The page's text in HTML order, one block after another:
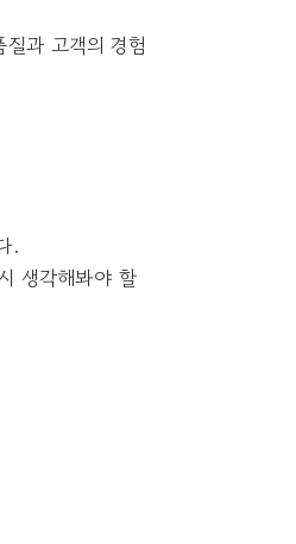
과 고객의 경험
.
생각해봐야 할